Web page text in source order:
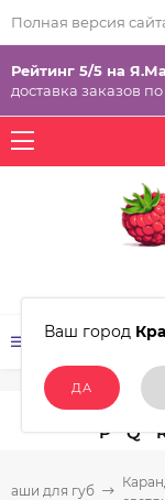
Полная версия
Рейтинг 5/5 на
доставка заказов
Ваш город
КАТАЛОГ
A
P
Q
для губ